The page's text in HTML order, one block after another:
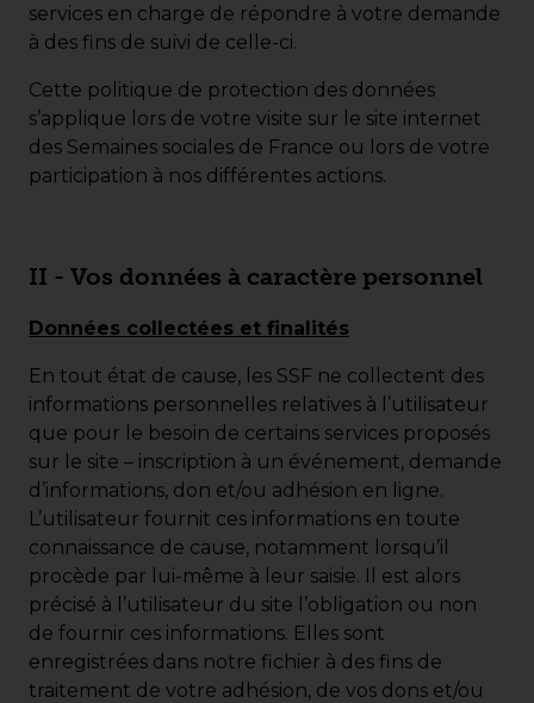
services en charge de répondre à votre demande
à des fins de suivi de celle-ci.
Cette politique de protection des données
s’applique lors de votre visite sur le site internet
des Semaines sociales de France ou lors de votre
participation à nos différentes actions.
II - Vos données à caractère personnel
Données collectées et finalités
En tout état de cause, les SSF ne collectent des
informations personnelles relatives à l’utilisateur
que pour le besoin de certains services proposés
sur le site – inscription à un événement, demande
d’informations, don et/ou adhésion en ligne.
L’utilisateur fournit ces informations en toute
connaissance de cause, notamment lorsqu’il
procède par lui-même à leur saisie. Il est alors
précisé à l’utilisateur du site l’obligation ou non
de fournir ces informations. Elles sont
enregistrées dans notre fichier à des fins de
traitement de votre adhésion, de vos dons et/ou